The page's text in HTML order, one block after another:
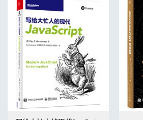
第9章 导入和导出 170
9.1 文件导入 170
9.1.1 JSON 171
9.1.2 CSV 173
9.1.3 XML 177
9.1.4 TEXT 178
9.2 文件导出 179
9.2.1 导出为SVG文件 179
9.2.2 编辑矢量图 182
第10章 布局 185
10.1 饼状图 185